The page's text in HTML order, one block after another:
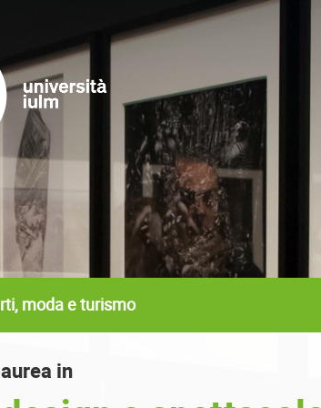
moda e turismo
in